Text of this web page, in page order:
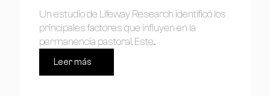
Un estudio de Lifeway Research identificó los
principales factores que influyen en la
permanencia pastoral. Este...
Leer más